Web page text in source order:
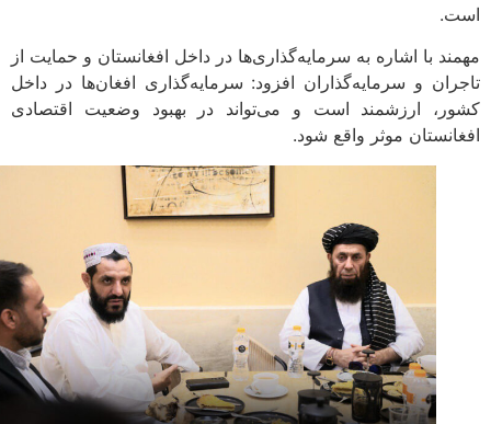
با اشاره به سرمایه‌گذاری‌ها در داخل افغانستان و حمایت از
و سرمایه‌گذاران افزود: سرمایه‌گذاری افغان‌ها در داخل
ارزشمند است و می‌تواند در بهبود وضعیت اقتصادی
موثر واقع شود.